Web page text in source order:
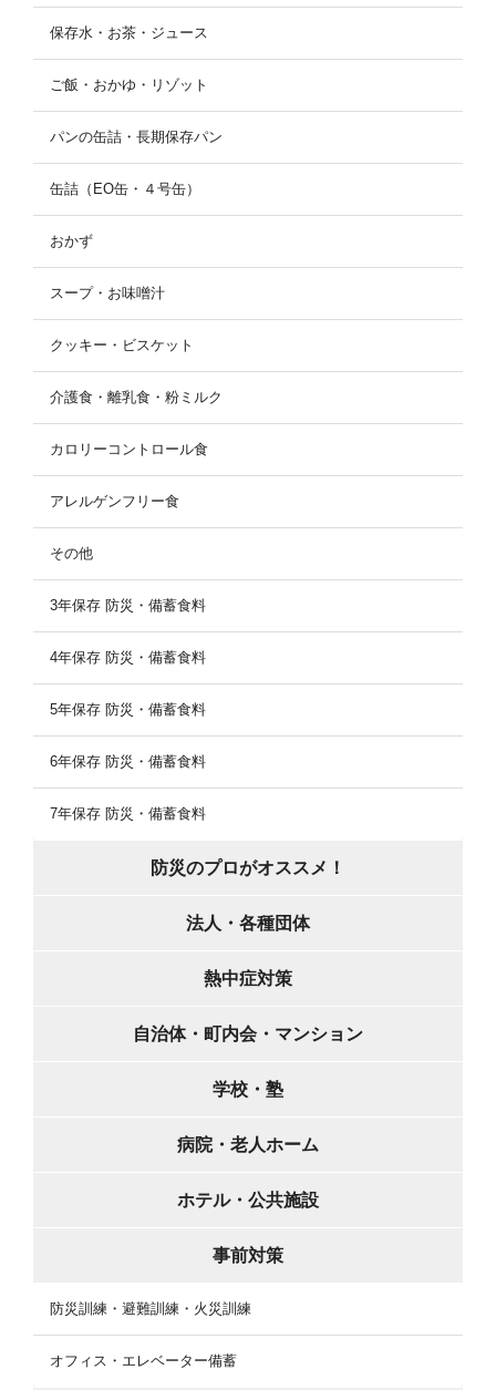
保存水・お茶・ジュース
ご飯・おかゆ・リゾット
パンの缶詰・長期保存パン
缶詰（EO缶・４号缶）
おかず
スープ・お味噌汁
クッキー・ビスケット
介護食・離乳食・粉ミルク
カロリーコントロール食
アレルゲンフリー食
その他
3年保存 防災・備蓄食料
4年保存 防災・備蓄食料
5年保存 防災・備蓄食料
6年保存 防災・備蓄食料
7年保存 防災・備蓄食料
防災のプロがオススメ！
法人・各種団体
熱中症対策
自治体・町内会・マンション
学校・塾
病院・老人ホーム
ホテル・公共施設
事前対策
防災訓練・避難訓練・火災訓練
オフィス・エレベーター備蓄